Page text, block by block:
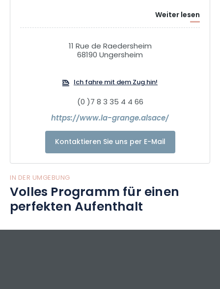
Weiter lesen
11 Rue de Raedersheim
68190 Ungersheim
Ich fahre mit dem Zug hin!
(0 )7 8 3 35 4 4 66
https://www.la-grange.alsace/
Kontaktieren Sie uns per E-Mail
IN DER UMGEBUNG
Volles Programm für einen
perfekten Aufenthalt